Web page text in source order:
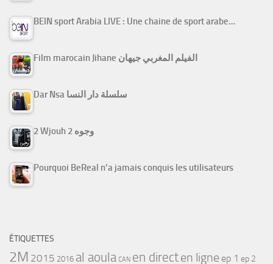
BEIN sport Arabia LIVE : Une chaine de sport arabe…
Film marocain Jihane الفيلم المغربي جيهان
Dar Nsa سلسلة دار النسا
2 Wjouh 2 وجوه
Pourquoi BeReal n’a jamais conquis les utilisateurs
ÉTIQUETTES
2M 2015 2016 al aoula CAN en directen ligne ep 1 ep 2